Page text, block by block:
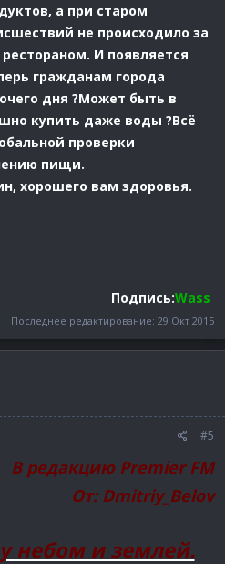
а при старом
не происходило за
И появляется
гражданам города
дня ?Может быть в
купить даже воды ?Всё
проверки
пищи.
хорошего вам здоровья.
Подпись:Wass
Последнее редактирование: 29 Окт 2015
#5
В редакцию Premier FM
От: Dmitriy_Belov
небом и землей.